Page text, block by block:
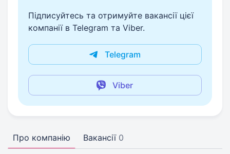
Підписуйтесь та отримуйте вакансії цієї
компанії в Telegram та Viber.
Telegram
Viber
Про компанію Вакансії 0